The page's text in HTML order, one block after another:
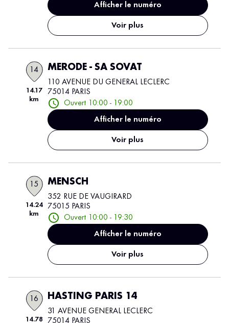
Afficher le numéro
Voir plus
14
14.17
km
MERODE - SA SOVAT
110 AVENUE DU GENERAL LECLERC
75014 PARIS
Ouvert 10:00 - 19:00
Afficher le numéro
Voir plus
15
14.24
km
MENSCH
352 RUE DE VAUGIRARD
75015 PARIS
Ouvert 10:00 - 19:30
Afficher le numéro
Voir plus
16
14.78
HASTING PARIS 14
31 AVENUE GENERAL LECLERC
75014 PARIS